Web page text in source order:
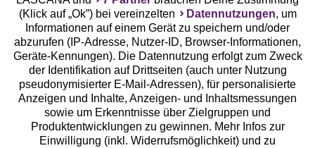
Gratis Versand ab50 €
Kostenlose Retoure
(Klick auf „Ok”) bei vereinzelten
Datennutzungen, um
Informationen auf einem Gerät zu speichern und/oder
abzurufen (IP-Adresse, Nutzer-ID, Browser-Informationen,
Geräte-Kennungen). Die Datennutzung erfolgt zum Zweck
der Identifikation auf Drittseiten (auch unter Nutzung
pseudonymisierter E-Mail-Adressen), für personalisierte
Anzeigen und Inhalte, Anzeigen- und Inhaltsmessungen
sowie um Erkenntnisse über Zielgruppen und
Produktentwicklungen zu gewinnen. Mehr Infos zur
Einwilligung (inkl. Widerrufsmöglichkeit) und zu